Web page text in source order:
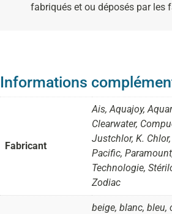
fabriqués et ou déposés par les
Informations
Fabricant
Ais, Aquajoy,
Clearwater,
Justchlor, K.
Pacific,
Technologie,
Zodiac
beige, blanc, bleu,